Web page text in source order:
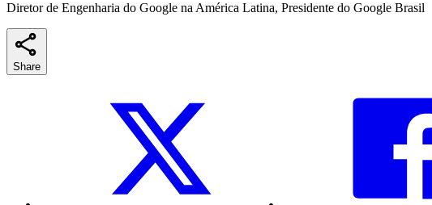
Diretor de Engenharia do Google na América Latina, Presidente do Google Brasil
Share